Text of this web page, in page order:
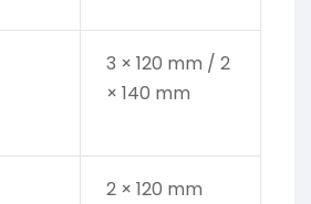
3 × 120 mm / 2
× 140 mm
2 × 120 mm